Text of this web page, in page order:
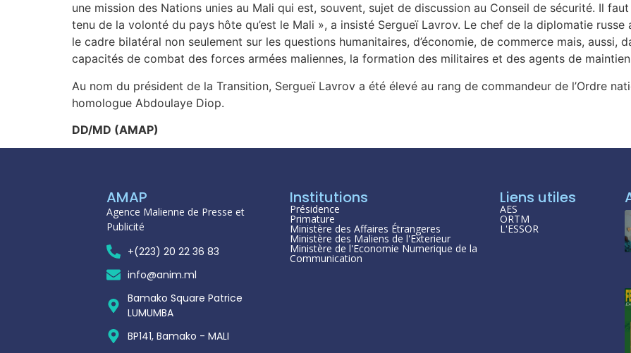
une mission des Nations unies au Mali qui est, souvent, sujet de discussion au Conseil de sécurité. Il
tenu de la volonté du pays hôte qu’est le Mali », a insisté Sergueï Lavrov. Le chef de la diplomatie
le cadre bilatéral non seulement sur les questions humanitaires, d’économie, de commerce mais, aussi,
capacités de combat des forces armées maliennes, la formation des militaires et des agents de maintien
Au nom du président de la Transition, Sergueï Lavrov a été élevé au rang de commandeur de l’Ordre
homologue Abdoulaye Diop.
DD/MD (AMAP)
AMAP
Agence Malienne de Presse et
Publicité
+(223) 20 22 36 83
info@anim.ml
Bamako Square Patrice
LUMUMBA
BP141, Bamako - MALI
Institutions
Présidence
Primature
Ministère des Affaires Étrangeres
Ministère des Maliens de l'Exterieur
Ministère de l'Economie Numerique de la
Communication
Liens utiles
AES
ORTM
L'ESSOR